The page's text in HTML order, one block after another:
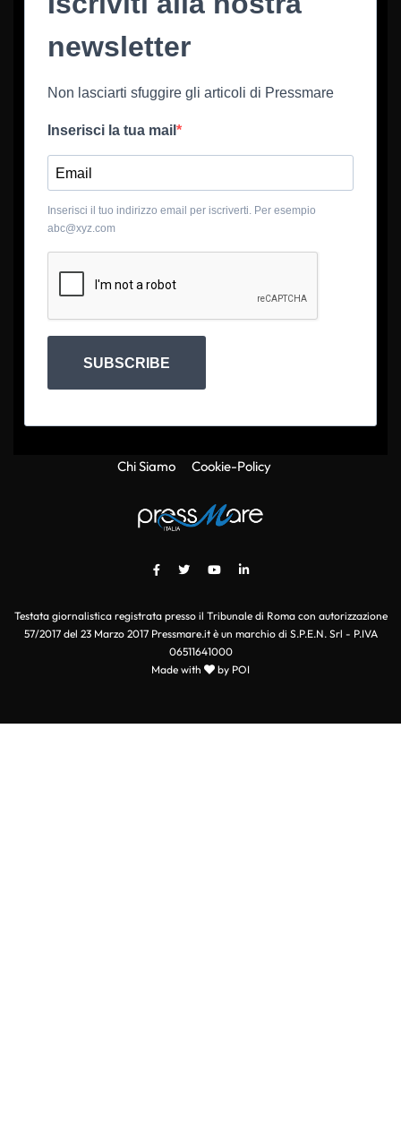
newsletter
Non lasciarti sfuggire gli articoli di Pressmare
Inserisci la tua mail
Inserisci il tuo indirizzo email per iscriverti. Per esempio
abc@xyz.com
SUBSCRIBE
Chi Siamo Cookie-Policy
Testata giornalistica registrata presso il Tribunale di Roma con autorizzazione
57/2017 del 23 Marzo 2017 Pressmare.it è un marchio di S.P.E.N. Srl - P.IVA
06511641000
Made with
by POI